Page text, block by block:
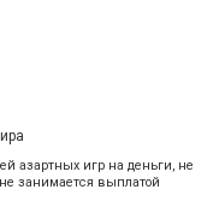
азартных игр на деньги, не
занимается выплатой